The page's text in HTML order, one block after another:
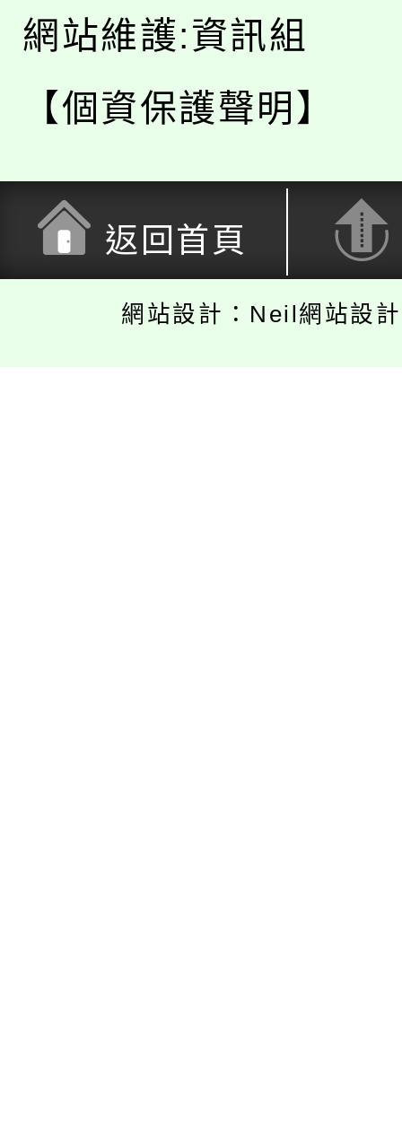
網站維護:資訊組
【個資保護聲明】
返回首頁
網站設計：Neil網站設